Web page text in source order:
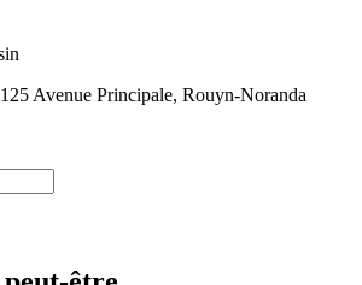
125 Avenue Principale, Rouyn-Noranda